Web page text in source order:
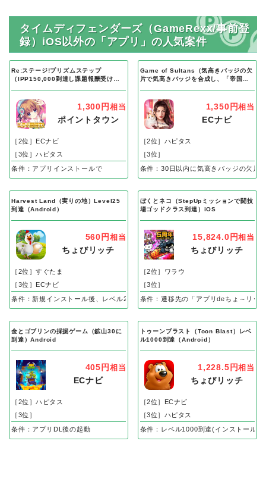
タイムディフェンダーズ（GameRexx/事前登
録）iOS以外の「アプリ」の人気案件
Re:ステージ!プリズムステップ
（IPP150,000到達し課題報酬受け取
1,300円 相当
ポイントタウン
［2位］ECナビ
［3位］ハピタス
条件：アプリインストールで
Game of Sultans（気高きバッジの欠
片で気高きバッジを合成し、「帝国五
1,350円相当
ECナビ
［2位］ハピタス
［3位］
条件：30日以内に気高きバッジの欠片
Harvest Land（実りの地）Level25
到達（Android）
560円 相当
ちょびリッチ
［2位］すぐたま
［3位］ECナビ
条件：新規インストール後、レベル25到達で成果
ぼくとネコ（StepUpミッションで闘技
場ゴッドクラス到達）iOS
15,824.0円相当
ちょびリッチ
［2位］ワラウ
［3位］
条件：遷移先の「アプリdeちょ～リッ
金とゴブリンの採掘ゲーム（鉱山30に
到達）Android
405円 相当
ECナビ
［2位］ハピタス
［3位］
条件：アプリDL後の起動
トゥーンブラスト（Toon Blast）レベ
ル1000到達（Android）
1,228.5円相当
ちょびリッチ
［2位］ECナビ
［3位］ハピタス
条件：レベル1000到達(インストール後